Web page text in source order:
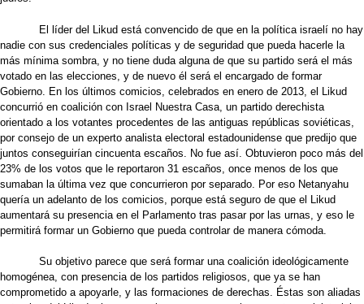
El líder del Likud está convencido de que en la política israelí no hay
nadie con sus credenciales políticas y de seguridad que pueda hacerle la
más mínima sombra, y no tiene duda alguna de que su partido será el más
votado en las elecciones, y de nuevo él será el encargado de formar
Gobierno. En los últimos comicios, celebrados en enero de 2013, el Likud
concurrió en coalición con Israel Nuestra Casa, un partido derechista
orientado a los votantes procedentes de las antiguas repúblicas soviéticas,
por consejo de un experto analista electoral estadounidense que predijo que
juntos conseguirían cincuenta escaños. No fue así. Obtuvieron poco más del
23% de los votos que le reportaron 31 escaños, once menos de los que
sumaban la última vez que concurrieron por separado. Por eso Netanyahu
quería un adelanto de los comicios, porque está seguro de que el Likud
aumentará su presencia en el Parlamento tras pasar por las urnas, y eso le
permitirá formar un Gobierno que pueda controlar de manera cómoda.
Su objetivo parece que será formar una coalición ideológicamente
homogénea, con presencia de los partidos religiosos, que ya se han
comprometido a apoyarle, y las formaciones de derechas. Éstas son aliadas